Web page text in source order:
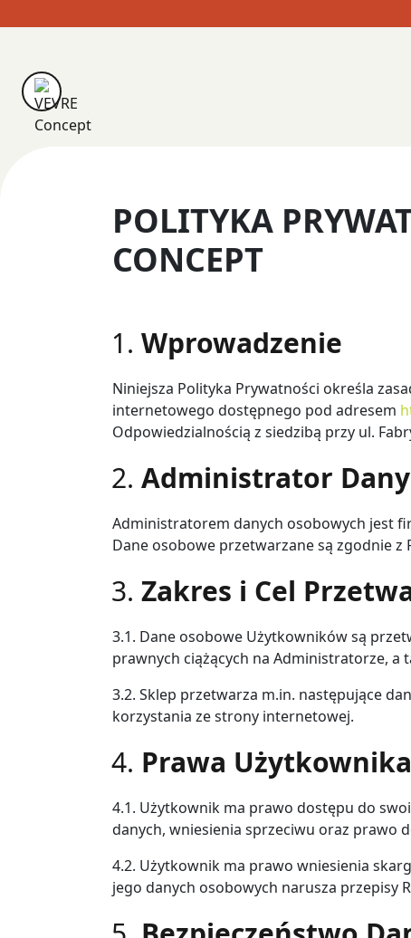
content
POLITYKA
CONCEPT
Wprowadzenie
Niniejsza Polityka Prywatności określa
internetowego dostępnego pod adresem
Odpowiedzialnością z siedzibą przy ul.
Administrator
Administratorem danych osobowych jest
Dane osobowe przetwarzane są zgodnie z
Zakres i Cel
3.1. Dane osobowe Użytkowników są
prawnych ciążących na Administratorze, a
3.2. Sklep przetwarza m.in. następujące
korzystania ze strony internetowej.
Prawa Użytkownika
4.1. Użytkownik ma prawo dostępu do
danych, wniesienia sprzeciwu oraz prawo
4.2. Użytkownik ma prawo wniesienia
jego danych osobowych narusza przepisy